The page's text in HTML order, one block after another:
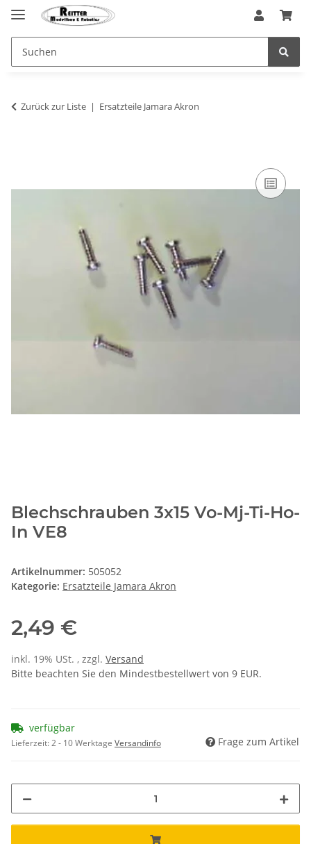
Zurück zur Liste Ersatzteile Jamara Akron
Blechschrauben 3x15 Vo-Mj-Ti-Ho-
In VE8
Artikelnummer: 505052
Kategorie: Ersatzteile Jamara Akron
2,49 €
inkl. 19% USt. , zzgl. Versand
Bitte beachten Sie den Mindestbestellwert von 9 EUR.
verfügbar
Lieferzeit:2 - 10 Werktage Versandinfo Frage zum Artikel